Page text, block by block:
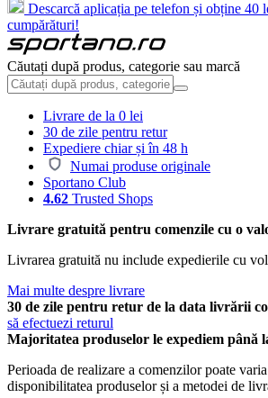
Descarcă aplicația pe telefon și obține 40
cumpărături!
Căutați după produs, categorie sau marcă
Livrare de la 0 lei
30 de zile pentru retur
Expediere chiar și în 48 h
Numai produse originale
Sportano Club
4.62 Trusted Shops
Livrare gratuită pentru comenzile cu o
Livrarea gratuită nu include expedierile cu
Mai multe despre livrare
30 de zile pentru retur de la data livrării
să efectuezi returul
Majoritatea produselor le expediem până
Perioada de realizare a comenzilor poate
disponibilitatea produselor și a metodei de